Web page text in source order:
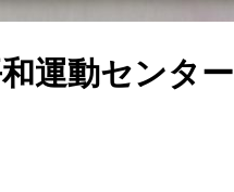
運動センタ